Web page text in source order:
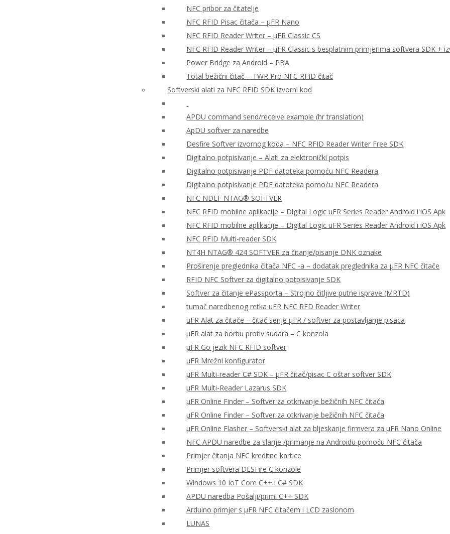
NFC pribor za čitatelje
NFC RFID Pisac čitača – μFR Nano
NFC RFID Reader Writer – μFR Classic CS
NFC RFID Reader Writer – μFR Classic s besplatnim primjerima softvera SDK +
Power Bridge za Android – PBA
Total bežični čitač – TWR Pro NFC RFID čitač
Softverski alati za NFC RFID SDK izvorni kod
APDU command send/receive example (hr translation)
ApDU softver za naredbe
Desfire Softver izvornog koda – NFC RFID Reader Writer Free SDK
Digitalno potpisivanje – Alati za elektronički potpis
Digitalno potpisivanje PDF datoteka pomoću NFC Readera
Digitalno potpisivanje PDF datoteka pomoću NFC Readera
NFC NDEF NTAG® SOFTVER
NFC RFID mobilne aplikacije – Digital Logic uFR Series Reader Android i iOS Apk
NFC RFID mobilne aplikacije – Digital Logic uFR Series Reader Android i iOS Apk
NFC RFID Multi-reader SDK
NT4H NTAG® 424 SOFTVER za čitanje/pisanje DNK oznake
Proširenje preglednika čitača NFC -a – dodatak preglednika za μFR NFC čitače
RFID NFC Softver za digitalno potpisivanje SDK
Softver za čitanje ePassporta – Strojno čitljive putne isprave (MRTD)
tumač naredbenog retka uFR NFC RFD Reader Writer
uFR Alat za čitače – čitač serije μFR / softver za postavljanje pisaca
μFR alat za borbu protiv sudara – C konzola
μFR Go jezik NFC RFID softver
μFR Mrežni konfigurator
μFR Multi-reader C# SDK – μFR čitač/pisac C oštar softver SDK
μFR Multi-Reader Lazarus SDK
μFR Online Finder – Softver za otkrivanje bežičnih NFC čitača
μFR Online Finder – Softver za otkrivanje bežičnih NFC čitača
μFR Online Flasher – Softverski alat za bljeskanje firmvera za μFR Nano Online
NFC APDU naredbe za slanje /primanje na Androidu pomoću NFC čitača
Primjer čitanja NFC kreditne kartice
Primjer softvera DESFire C konzole
Windows 10 IoT Core C++ i C# SDK
APDU naredba Pošalji/primi C++ SDK
Arduino primjer s μFR NFC čitačem i LCD zaslonom
LUNAS